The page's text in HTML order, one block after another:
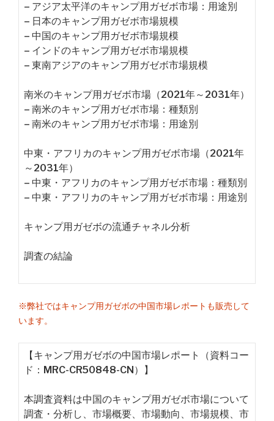
– アジア太平洋のキャンプ用ガゼボ市場：用途別
– 日本のキャンプ用ガゼボ市場規模
– 中国のキャンプ用ガゼボ市場規模
– インドのキャンプ用ガゼボ市場規模
– 東南アジアのキャンプ用ガゼボ市場規模
南米のキャンプ用ガゼボ市場（2021年～2031年）
– 南米のキャンプ用ガゼボ市場：種類別
– 南米のキャンプ用ガゼボ市場：用途別
中東・アフリカのキャンプ用ガゼボ市場（2021年
～2031年）
– 中東・アフリカのキャンプ用ガゼボ市場：種類別
– 中東・アフリカのキャンプ用ガゼボ市場：用途別
キャンプ用ガゼボの流通チャネル分析
調査の結論
※弊社ではキャンプ用ガゼボの中国市場レポートも販売して
います。
【キャンプ用ガゼボの中国市場レポート（資料コー
ド：MRC-CR50848-CN）】
本調査資料は中国のキャンプ用ガゼボ市場について
調査・分析し、市場概要、市場動向、市場規模、市